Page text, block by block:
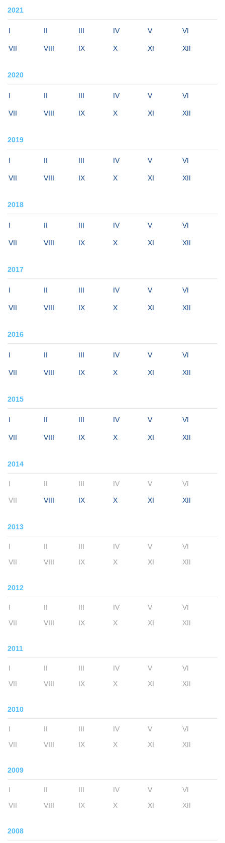
2021
I II III IV V VI
VII VIII IX X XI XII
2020
I II III IV V VI
VII VIII IX X XI XII
2019
I II III IV V VI
VII VIII IX X XI XII
2018
I II III IV V VI
VII VIII IX X XI XII
2017
I II III IV V VI
VII VIII IX X XI XII
2016
I II III IV V VI
VII VIII IX X XI XII
2015
I II III IV V VI
VII VIII IX X XI XII
2014
I II III IV V VI
VII VIII IX X XI XII
2013
I II III IV V
VI
VII
VIII IX X XI XII
2012
I II III IV V
VI
VII
VIII IX X XI XII
2011
I II III IV V
VI
VII
VIII IX X XI XII
2010
I II III IV V
VI
VII
VIII IX X XI XII
2009
I II III IV V
VI
VII
VIII IX X XI XII
2008